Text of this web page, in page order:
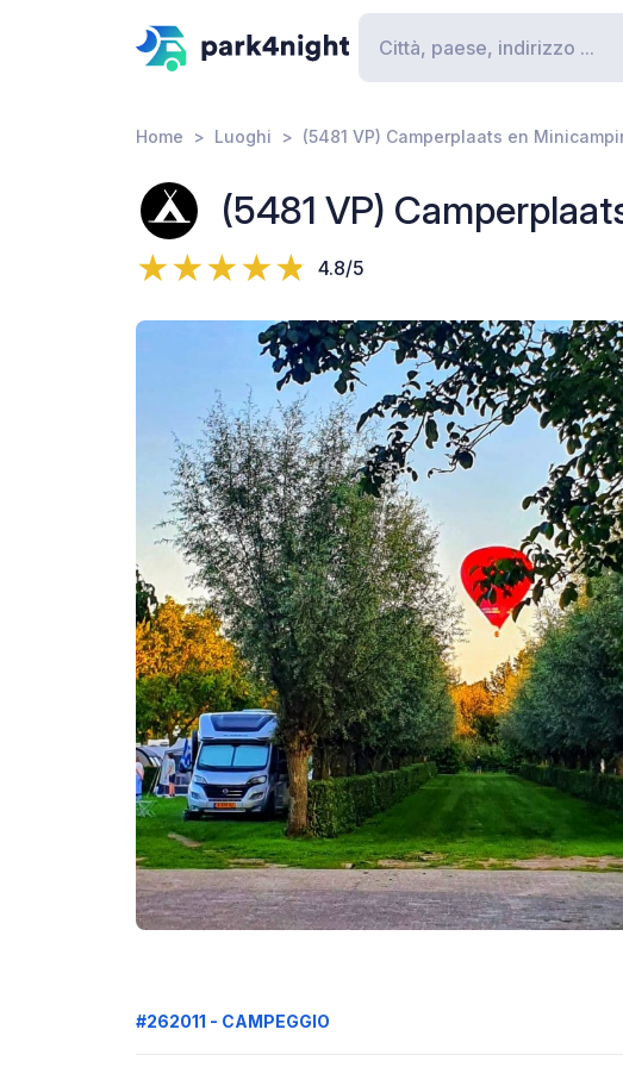
Home Luoghi (5481 VP) Camperplaats en
(5481 VP)
4.8/5
#262011 - CAMPEGGIO